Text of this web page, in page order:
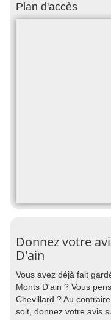
Plan d'accès
Donnez votre
D'ain
Vous avez déjà fait
Monts D'ain ? Vous
Chevillard ? Au
soit, donnez votre avis